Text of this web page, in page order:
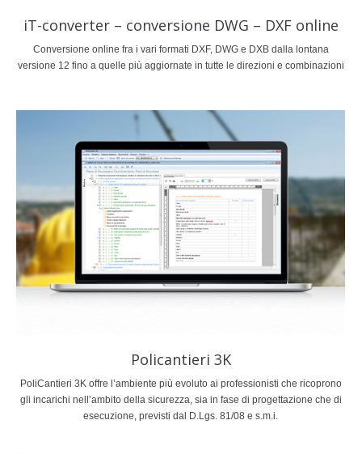
iT-converter – conversione DWG – DXF online
Conversione online fra i vari formati DXF, DWG e DXB dalla lontana
versione 12 fino a quelle più aggiornate in tutte le direzioni e combinazioni
Policantieri 3K
PoliCantieri 3K offre l’ambiente più evoluto ai professionisti che ricoprono
gli incarichi nell’ambito della sicurezza, sia in fase di progettazione che di
esecuzione, previsti dal D.Lgs. 81/08 e s.m.i.